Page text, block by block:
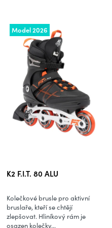
Model 2026
K2 F.I.T. 80 ALU
Kolečkové brusle pro aktivní
bruslaře, kteří se chtějí
zlepšovat. Hliníkový rám je
osazen kolečky...